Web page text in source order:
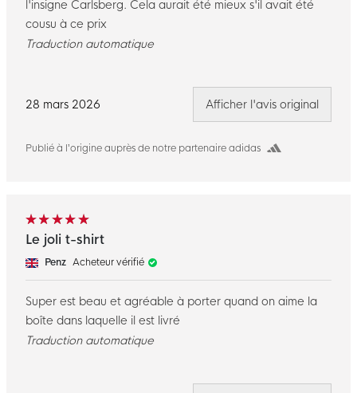
28 mars 2026
Publié à l’origine auprès de notre partenaire adidas
l'insigne Carlsberg. Cela aurait été mieux s'il avait été
cousu à ce prix
Traduction automatique
Afficher l'avis original
Le joli t-shirt
Penz Acheteur vérifié
Super est beau et agréable à porter quand on aime la
boîte dans laquelle il est livré
Traduction automatique